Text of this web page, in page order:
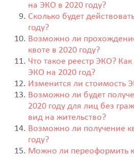
на ЭКО в 2020 году?
Сколько будет
году?
Возможно ли
квоте в 2020 году?
Что такое реестр ЭКО?
ЭКО на 2020 год?
Изменится ли стоимость
Возможно ли будет
2020 году для лиц без
вид на жительство?
Возможно ли получение
году?
Можно ли переоформить